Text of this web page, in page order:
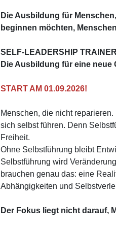
Die Ausbildung für
beginnen möchten,
SELF-LEADERSHIP
Die Ausbildung für eine neue
START AM 01.09.2026!
Menschen, die nicht
sich selbst führen. Denn
Freiheit.
Ohne Selbstführung bleibt
Selbstführung wird
brauchen genau das: eine
Abhängigkeiten und
Der Fokus liegt nicht darauf,